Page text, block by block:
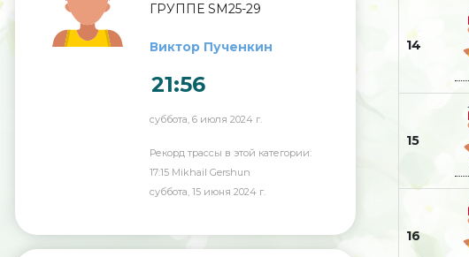
ГРУППЕ SM25-29
Виктор Пученкин
21:56
суббота, 6 июля 2024 г.
Рекорд трассы в этой категории:
17:15 Mikhail Gershun
суббота, 15 июня 2024 г.
14
15
16